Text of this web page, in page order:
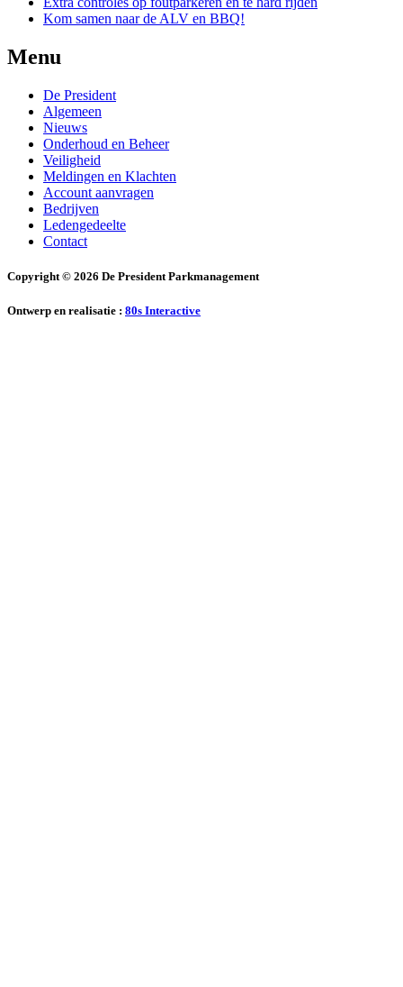
Kom samen naar de ALV en BBQ!
Menu
De President
Algemeen
Nieuws
Onderhoud en Beheer
Veiligheid
Meldingen en Klachten
Account aanvragen
Bedrijven
Ledengedeelte
Contact
Copyright © 2026 De President Parkmanagement
Ontwerp en realisatie : 80s Interactive